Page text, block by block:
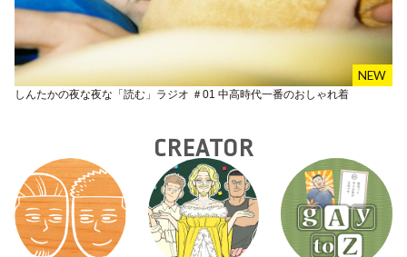
しんたかの夜な夜な「読む」ラジオ ＃01 中高時代一番のおしゃれ着
CREATOR